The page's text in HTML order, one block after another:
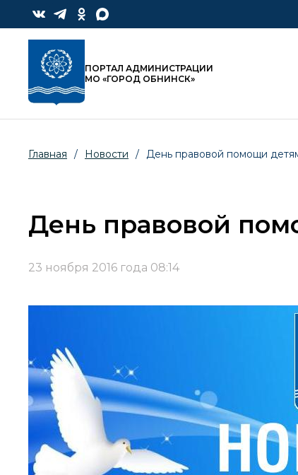
ПОРТАЛ АДМИНИСТРАЦИИ
МО «ГОРОД ОБНИНСК»
Главная / Новости / День правовой помощи
День правовой
23 ноября 2016 года 08:14